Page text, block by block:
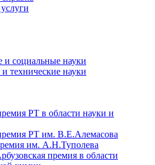
и социальные науки
технические науки
РТ в области науки и
РТ им. В.Е.Алемасова
им. А.Н.Туполева
премия в области